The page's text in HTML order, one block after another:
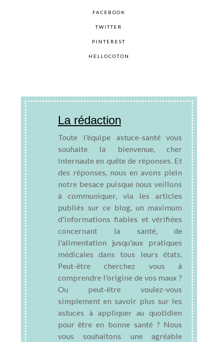
FACEBOOK
TWITTER
PINTEREST
HELLOCOTON
La rédaction
Toute l'équipe astuce-santé vous
souhaite la bienvenue, cher
internaute en quête de réponses. Et
des réponses, nous en avons plein
notre besace puisque nous veillons
à communiquer, via les articles
publiés sur ce blog, un maximum
d'informations fiables et vérifiées
concernant la santé, de
l'alimentation jusqu'aux pratiques
médicales dans tous leurs états.
Peut-être cherchez vous à
comprendre l'origine de vos maux ?
Ou peut-être voulez-vous
simplement en savoir plus sur les
astuces à appliquer au quotidien
pour être en bonne santé ? Nous
vous souhaitons une agréable